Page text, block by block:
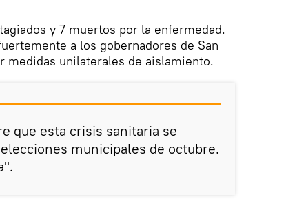
y 7 muertos por la enfermedad.
a los gobernadores de San
medidas unilaterales de aislamiento.
que esta crisis sanitaria se
municipales de octubre.